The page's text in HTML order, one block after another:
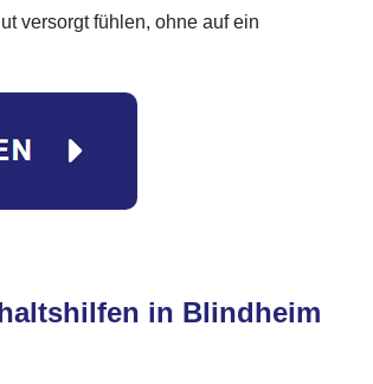
versorgt fühlen, ohne auf ein
in Blindheim